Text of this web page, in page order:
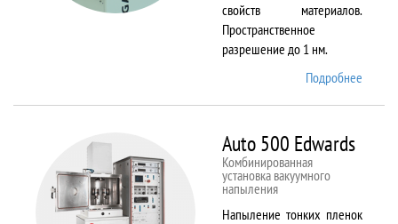
свойств материалов.
Пространственное
разрешение до 1 нм.
Подробнее
Auto 500 Edwards
Комбинированная
установка вакуумного
напыления
Напыление тонких пленок